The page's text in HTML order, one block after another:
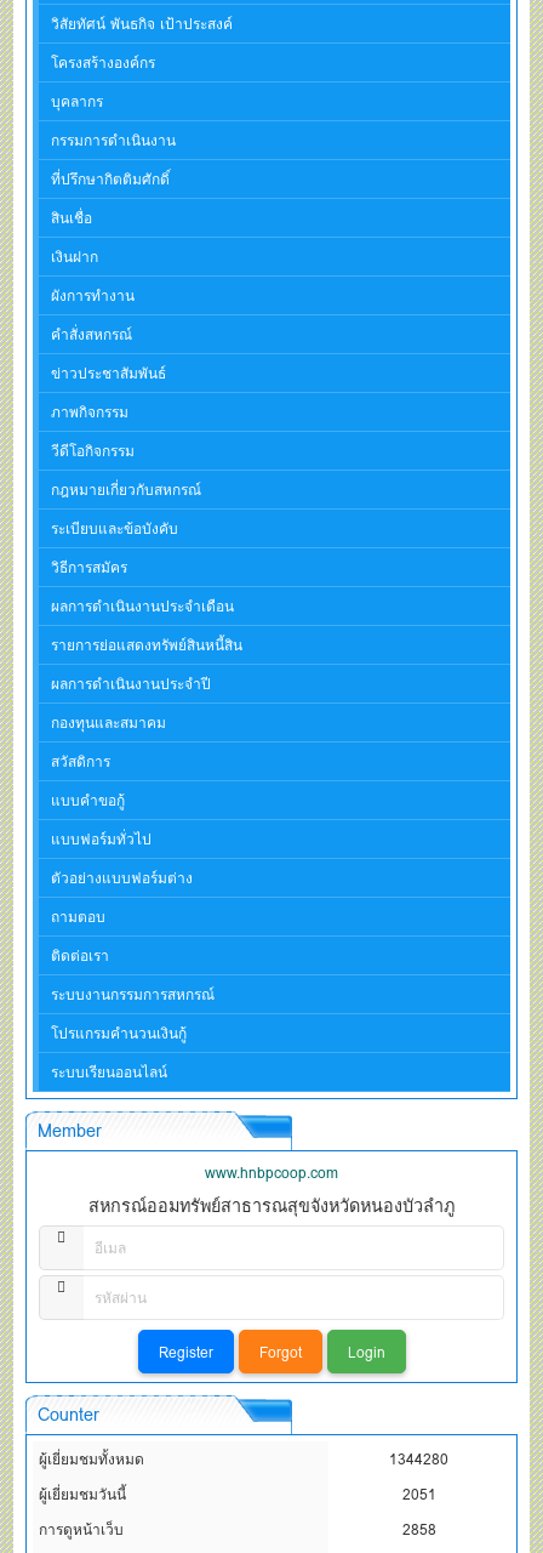
วิสัยทัศน์ พันธกิจ เป้าประสงค์
โครงสร้างองค์กร
บุคลากร
กรรมการดำเนินงาน
ที่ปรึกษากิตติมศักดิ์
สินเชื่อ
เงินฝาก
ผังการทำงาน
คำสั่งสหกรณ์
ข่าวประชาสัมพันธ์
ภาพกิจกรรม
วีดีโอกิจกรรม
กฎหมายเกี่ยวกับสหกรณ์
ระเบียบและข้อบังคับ
วิธีการสมัคร
ผลการดำเนินงานประจำเดือน
รายการย่อแสดงทรัพย์สินหนี้สิน
ผลการดำเนินงานประจำปี
กองทุนและสมาคม
สวัสดิการ
แบบคำขอกู้
แบบฟอร์มทั่วไป
ตัวอย่างแบบฟอร์มต่าง
ถามตอบ
ติดต่อเรา
ระบบงานกรรมการสหกรณ์
โปรแกรมคำนวนเงินกู้
ระบบเรียนออนไลน์
Member
www.hnbpcoop.com
สหกรณ์ออมทรัพย์สาธารณสุขจังหวัดหนองบัวลำภู
Counter
ผู้เยี่ยมชมทั้งหมด
1344280
ผู้เยี่ยมชมวันนี้
2051
การดูหน้าเว็บ
2858